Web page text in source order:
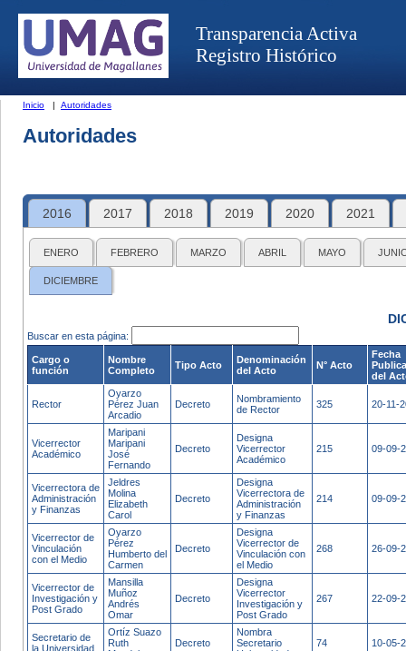
Transparencia Activa
Registro Histórico
Inicio | Autoridades
Autoridades
2016 2017 2018 2019 2020 2021
ENERO FEBRERO MARZO ABRIL MAYO
DICIEMBRE
Buscar en esta página:
Cargo o
función
Nombre
Completo
Tipo Acto
Denominación
del Acto
N° Acto
Fecha
del
Rector
Oyarzo
Pérez Juan
Arcadio
Decreto
Nombramiento
de Rector
325 20-11-
Vicerrector
Académico
Maripani
Maripani
José
Fernando
Decreto
Designa
Vicerrector
Académico
215 09-09-
Vicerrectora de
Administración
y Finanzas
Jeldres
Molina
Elizabeth
Carol
Decreto
Designa
Vicerrectora de
Administración
y Finanzas
214 09-09-
Vicerrector de
Vinculación
con el Medio
Oyarzo
Pérez
Humberto del
Carmen
Decreto
Designa
Vicerrector de
Vinculación con
el Medio
268 26-09-
Vicerrector de
Investigación y
Post Grado
Mansilla
Muñoz
Andrés
Omar
Decreto
Designa
Vicerrector
Investigación y
Post Grado
267 22-09-
Secretario de
la Universidad
Ortíz Suazo
Ruth
Decreto
Nombra
Secretario
74 10-05-